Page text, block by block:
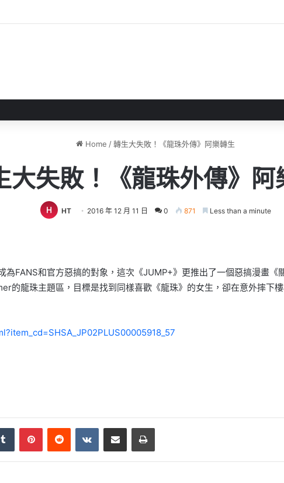
》遊戲評測 失落世界中與巨犬冒險
Home /轉生大失敗！《龍珠外傳》阿樂轉生
大失敗！《龍珠外傳》阿
HT 2016 年 12 月 11 日 0 871 Less than a minute
為FANS和官方惡搞的對象，這次《JUMP+》更推出了一個惡搞漫畫《
的龍珠主題區，目標是找到同樣喜歡《龍珠》的女生， 卻在意外摔下
JP02PLUS00005918_57
Tumblr PinterestReddit VKontakteShare via Email Print